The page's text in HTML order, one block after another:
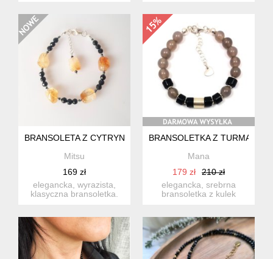
BRANSOLETA Z CYTRYNEM I TURMALINEM
Mitsu
169 zł
elegancka, wyrazista,
klasyczna bransoletka.
BRANSOLETKA Z
Mana
179 zł
210 zł
elegancka, srebrna
bransoletka z kulek